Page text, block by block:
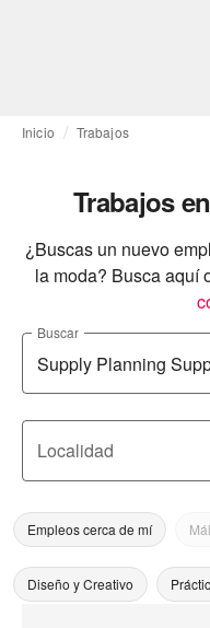
Inicio Trabajos
Trabajos
¿Buscas un nuevo
la moda? Busca aquí
Buscar
Localidad
Empleos cerca de mí
Diseño y Creativo